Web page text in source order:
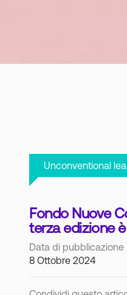
Unconventional
Fondo Nuove
terza edizione
Data di pubblicazione
8 Ottobre 2024